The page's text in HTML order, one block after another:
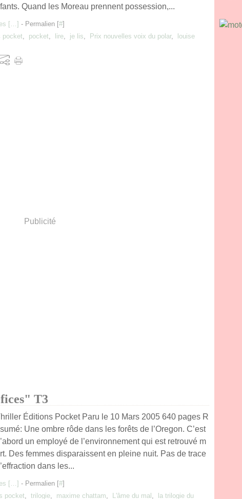
Quand les Moreau prennent possession,...
[…] - Permalien [#]
pocket, pocket, lire, je lis, Prix nouvelles voix du polar,
louise
Publicité
T3
Éditions Pocket Paru le 10 Mars 2005 640 pages R
Une ombre rôde dans les forêts de l’Oregon. C’est
un employé de l’environnement qui est retrouvé m
Des femmes disparaissent en pleine nuit. Pas de trace
dans les...
[…] - Permalien [#]
pocket, trilogie, maxime chattam, L'âme du mal , la trilogie du